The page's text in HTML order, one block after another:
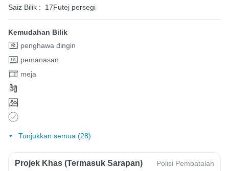
Saiz Bilik :
17Futej persegi
Kemudahan Bilik
penghawa dingin
pemanasan
meja
Tunjukkan semua (28)
Projek Khas (Termasuk Sarapan) Polisi Pembatalan